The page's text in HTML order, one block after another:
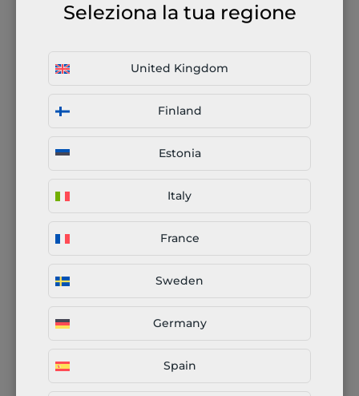
Seleziona la tua regione
United Kingdom
Finland
Estonia
Italy
France
Sweden
Germany
Spain
Punzonatrice CNC o
Punzonatura online
Il nostro approccio alla
produzione connessa
multi-fase